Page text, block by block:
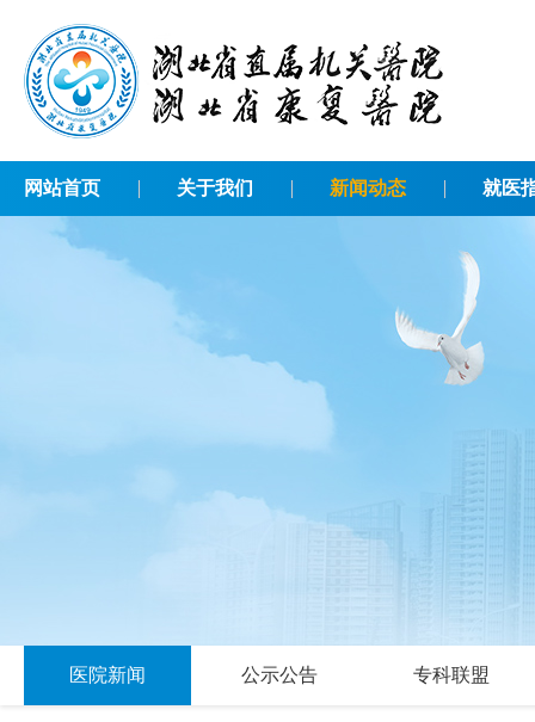
网站首页 关于我们 新闻动态 就医
医院新闻 公示公告 专科联盟